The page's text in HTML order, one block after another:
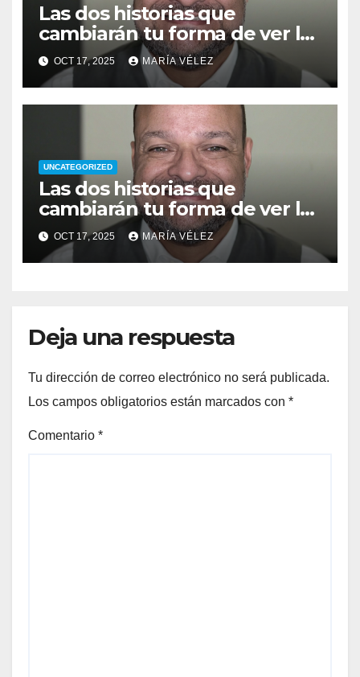
Las dos historias que
cambiarán tu forma de ver la
vida: del pecado a la
superación
OCT 17, 2025 MARÍA VÉLEZ
UNCATEGORIZED
Las dos historias que
cambiarán tu forma de ver la
vida: del pecado a la
superación
OCT 17, 2025 MARÍA VÉLEZ
Deja una respuesta
Tu dirección de correo electrónico no será publicada.
Los campos obligatorios están marcados con *
Comentario *